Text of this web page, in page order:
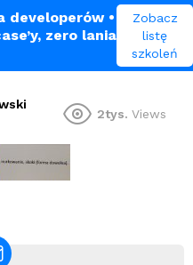
developerów•
zero lania
Zobacz
listę
szkoleń
2tys. Views